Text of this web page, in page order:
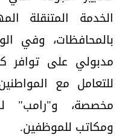
الخدمة المتنقلة
بالمحافظات، وفي
مدبولي على توافر
للتعامل مع
مخصصة، و"رامب"
ومكاتب للموظفين.